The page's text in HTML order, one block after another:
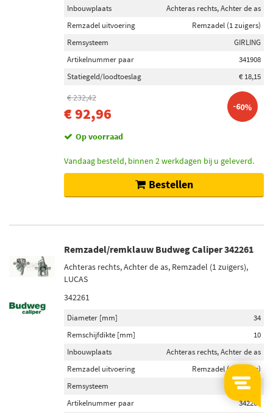
Inbouwplaats
Achteras rechts, Achter de as
Remzadel uitvoering
Remzadel (1 zuigers)
Remsysteem
GIRLING
Artikelnummer paar
341908
Statiegeld/loodtoeslag
€ 18,15
€ 232,42
€ 92,96 -60%
Op voorraad
Vandaag besteld, binnen 2 werkdagen bij u geleverd.
Bestellen
Remzadel/remklauw Budweg Caliper 342261
Achteras rechts, Achter de as, Remzadel (1 zuigers),
LUCAS
342261
Diameter [mm]
34
Remschijfdikte [mm]
10
Inbouwplaats
Achteras rechts, Achter de as
Remzadel uitvoering
Remzadel (1 zuigers)
Remsysteem
LUCAS
Artikelnummer paar
342260